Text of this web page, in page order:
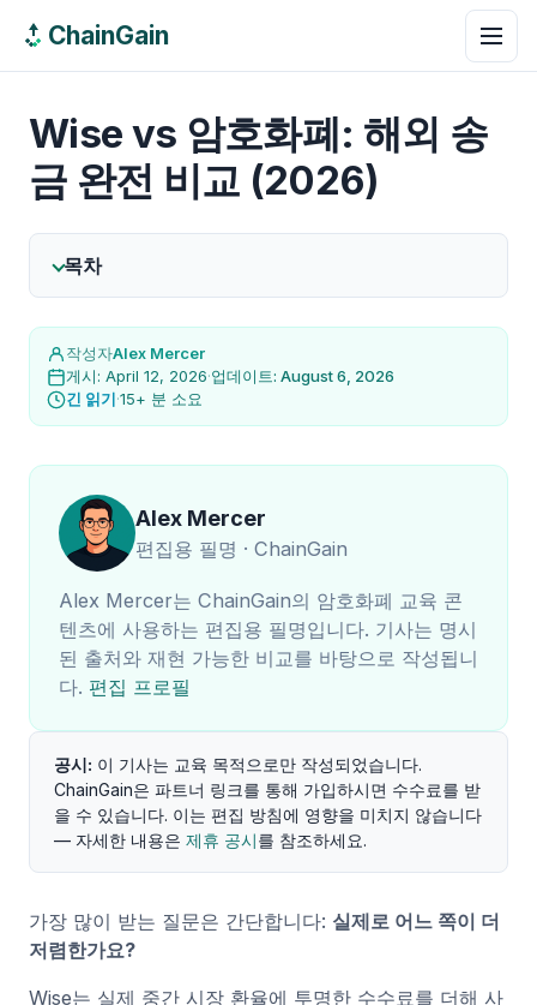
ChainGain
Wise vs 암호화폐: 해외 송
금 완전 비교 (2026)
목차
작성자Alex Mercer
게시: April 12, 2026·업데이트: August 6, 2026
긴 읽기·15+ 분 소요
Alex Mercer
편집용 필명 · ChainGain
Alex Mercer는 ChainGain의 암호화폐 교육 콘
텐츠에 사용하는 편집용 필명입니다. 기사는 명시
된 출처와 재현 가능한 비교를 바탕으로 작성됩니
다. 편집 프로필
공시: 이 기사는 교육 목적으로만 작성되었습니다.
ChainGain은 파트너 링크를 통해 가입하시면 수수료를 받
을 수 있습니다. 이는 편집 방침에 영향을 미치지 않습니다
— 자세한 내용은 제휴 공시를 참조하세요.
가장 많이 받는 질문은 간단합니다: 실제로 어느 쪽이 더
저렴한가요?
Wise는 실제 중간 시장 환율에 투명한 수수료를 더해 사